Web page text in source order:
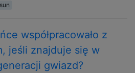
współpracowało z
jeśli znajduje się w
gwiazd?